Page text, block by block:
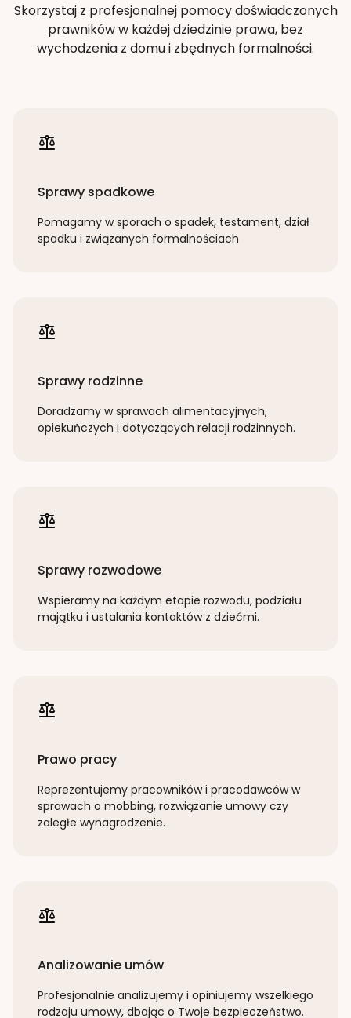
Skorzystaj z profesjonalnej pomocy doświadczonych
prawników w każdej dziedzinie prawa, bez
wychodzenia z domu i zbędnych formalności.
Sprawy spadkowe
Pomagamy w sporach o spadek, testament, dział
spadku i związanych formalnościach
Sprawy rodzinne
Doradzamy w sprawach alimentacyjnych,
opiekuńczych i dotyczących relacji rodzinnych.
Sprawy rozwodowe
Wspieramy na każdym etapie rozwodu, podziału
majątku i ustalania kontaktów z dziećmi.
Prawo pracy
Reprezentujemy pracowników i pracodawców w
sprawach o mobbing, rozwiązanie umowy czy
zaległe wynagrodzenie.
Analizowanie umów
Profesjonalnie analizujemy i opiniujemy wszelkiego
rodzaju umowy, dbając o Twoje bezpieczeństwo.